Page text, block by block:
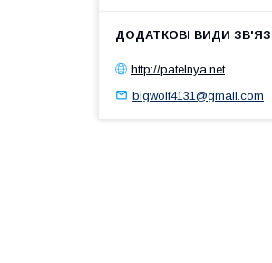
http://patelnya.net
bigwolf4131@gmail.com